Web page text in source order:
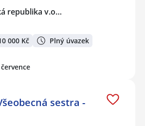
republika v.o…
000 Kč Plný úvazek
sestra -